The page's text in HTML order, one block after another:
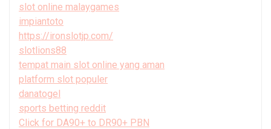
slot online malaygames
impiantoto
https://ironslotjp.com/
slotlions88
tempat main slot online yang aman
platform slot populer
danatogel
sports betting reddit
Click for DA90+ to DR90+ PBN